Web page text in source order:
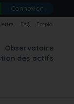
Connexion
FAQ Emploi
Observatoire
des actifs